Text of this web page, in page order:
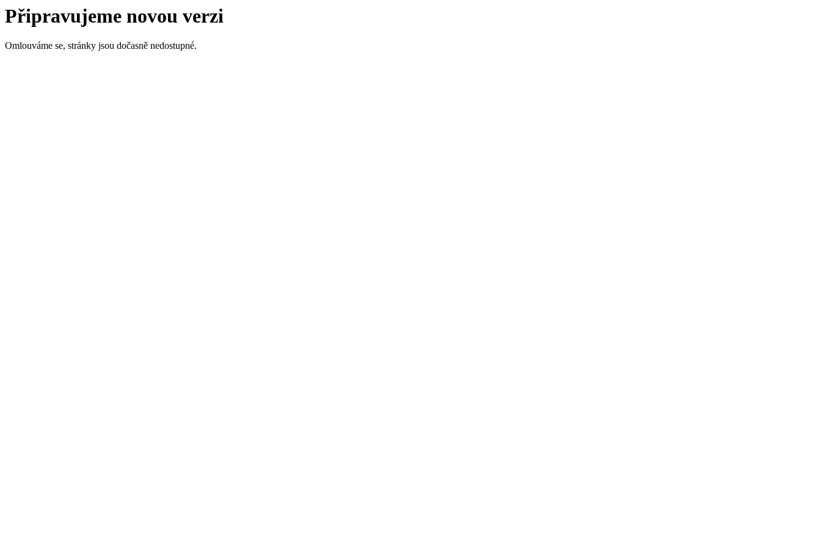
Připravujeme novou verzi
Omlouváme se, stránky jsou dočasně nedostupné.